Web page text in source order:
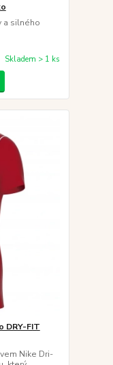
a silného
Skladem > 1 ks
DRY-FIT
Nike Dri-